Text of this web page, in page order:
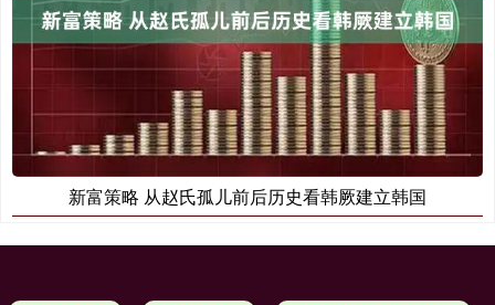
新富策略 从赵氏孤儿前后历史看韩厥建立韩国